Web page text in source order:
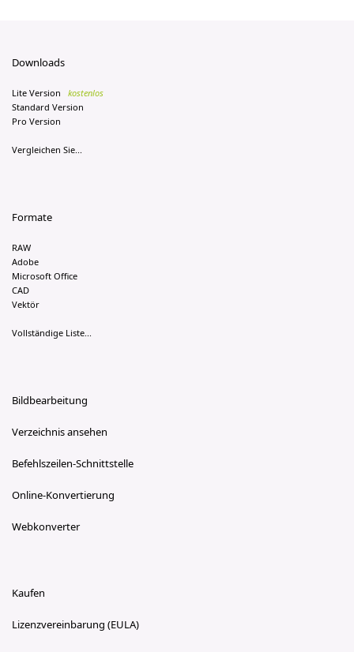
Downloads
Lite Version
kostenlos
Standard Version
Pro Version
Vergleichen Sie...
Formate
RAW
Adobe
Microsoft Office
CAD
Vektör
Vollständige Liste...
Bildbearbeitung
Verzeichnis ansehen
Befehlszeilen-Schnittstelle
Online-Konvertierung
Webkonverter
Kaufen
Lizenzvereinbarung (EULA)